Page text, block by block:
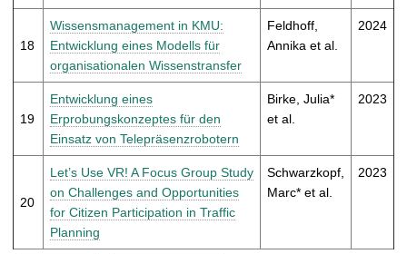
18
Wissensmanagement in KMU:
Entwicklung eines Modells für
organisationalen Wissenstransfer
Feldhoff,
Annika et al.
2024
19
Entwicklung eines
Erprobungskonzeptes für den
Einsatz von Telepräsenzrobotern
Birke, Julia*
et al.
2023
20
Let’s Use VR! A Focus Group Study
on Challenges and Opportunities
for Citizen Participation in Traffic
Planning
Schwarzkopf,
Marc* et al.
2023